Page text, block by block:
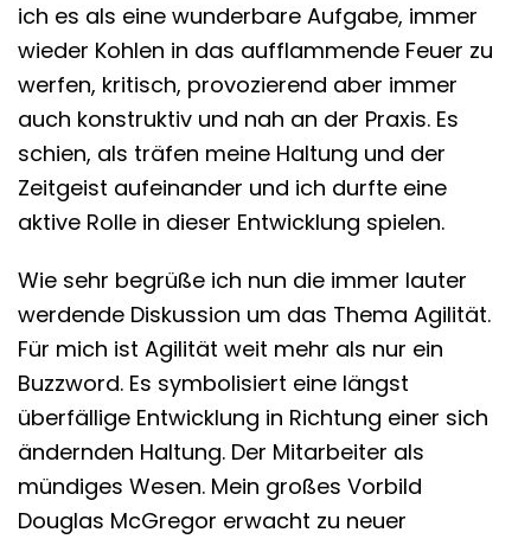
ich es als eine wunderbare Aufgabe, immer
wieder Kohlen in das aufflammende Feuer zu
werfen, kritisch, provozierend aber immer
auch konstruktiv und nah an der Praxis. Es
schien, als träfen meine Haltung und der
Zeitgeist aufeinander und ich durfte eine
aktive Rolle in dieser Entwicklung spielen.
Wie sehr begrüße ich nun die immer lauter
werdende Diskussion um das Thema Agilität.
Für mich ist Agilität weit mehr als nur ein
Buzzword. Es symbolisiert eine längst
überfällige Entwicklung in Richtung einer sich
ändernden Haltung. Der Mitarbeiter als
mündiges Wesen. Mein großes Vorbild
Douglas McGregor erwacht zu neuer